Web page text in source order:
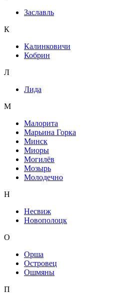
Заславль
К
Калинковичи
Кобрин
Л
Лида
М
Малорита
Марьина Горка
Минск
Миоры
Могилёв
Мозырь
Молодечно
Н
Несвиж
Новополоцк
О
Орша
Островец
Ошмяны
П